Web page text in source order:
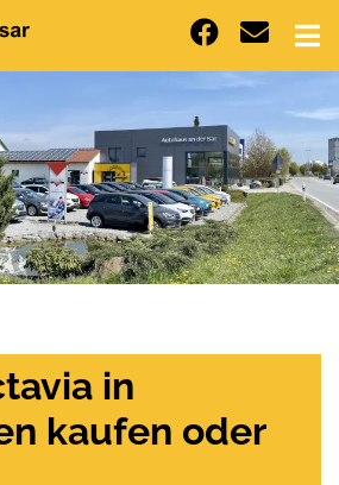
in
kaufen oder